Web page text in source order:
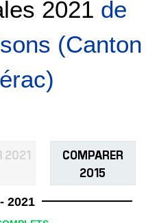
2021 de
(Canton
2021
COMPARER
2015
2021